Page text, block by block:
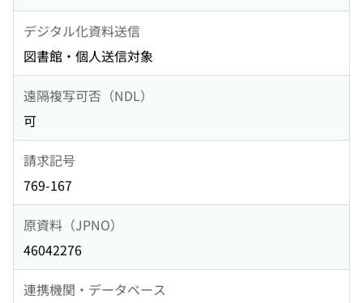
デジタル化資料送信
図書館・個人送信対象
遠隔複写可否（NDL）
可
請求記号
769-167
原資料（JPNO）
46042276
連携機関・データベース